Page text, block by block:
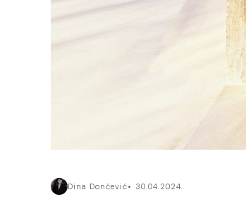
Dina Dončević 30.04.2024.